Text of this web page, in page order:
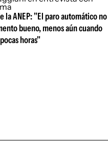
la ANEP: "El paro automático no
bueno, menos aún cuando
horas"